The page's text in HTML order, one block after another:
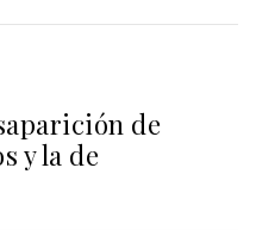
de
y la de